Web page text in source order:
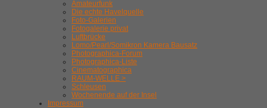
Amateurfunk
Die echte Havelquelle
Foto-Galerien
Fotogalerie privat
Luftbrücke
Lomo/Pearl/Somikron Kamera Bausatz
Photographica-Forum
Photographica-Liste
Cinematographica
RAUM-WELLE >
Schleusen
Wochenende auf der Insel
Impressum